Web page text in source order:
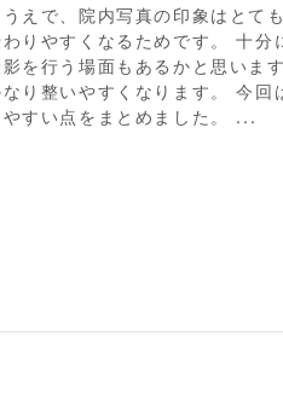
えで、院内写真の印象はとて
りやすくなるためです。 十
を行う場面もあるかと思いま
り整いやすくなります。 今
すい点をまとめました。 ...